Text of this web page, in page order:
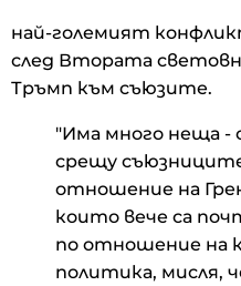
най-големият
след Втората
Тръмп към съюзите.
"Има много неща -
срещу
отношение на
които вече са
по отношение на
политика, мисля,